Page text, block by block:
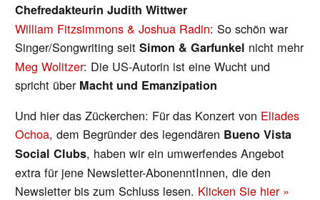
Chefredakteurin Judith Wittwer
William Fitzsimmons & Joshua Radin: So schön war
Singer/Songwriting seitSimon & Garfunkel nicht mehr
Meg Wolitzer: Die US-Autorin ist eine Wucht und
spricht über Macht und Emanzipation
Und hier das Zückerchen: Für das Konzert von Eliades
Ochoa, dem Begründer des legendären Bueno Vista
Social Clubs, haben wir ein umwerfendes Angebot
extra für jene Newsletter-AbonenntInnen, die den
Newsletter bis zum Schluss lesen. Klicken Sie hier »